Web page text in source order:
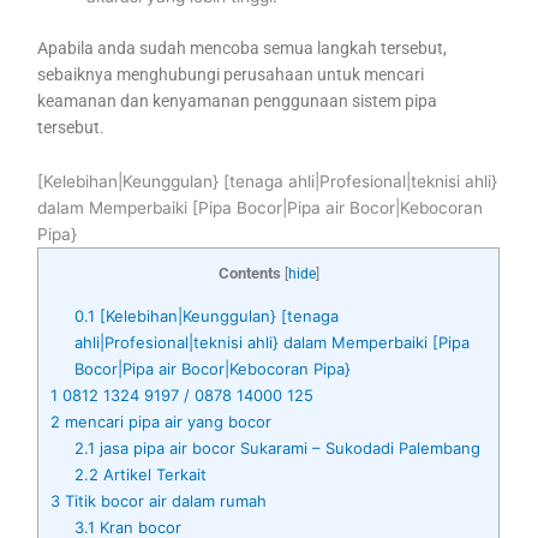
Apabila anda sudah mencoba semua langkah tersebut,
sebaiknya menghubungi perusahaan untuk mencari
keamanan dan kenyamanan penggunaan sistem pipa
tersebut.
[Kelebihan|Keunggulan} [tenaga ahli|Profesional|teknisi ahli}
dalam Memperbaiki [Pipa Bocor|Pipa air Bocor|Kebocoran
Pipa}
Contents hide]
0.1 [Kelebihan|Keunggulan} [tenaga
ahli|Profesional|teknisi ahli} dalam Memperbaiki [Pipa
Bocor|Pipa air Bocor|Kebocoran Pipa}
1 0812 1324 9197 / 0878 14000 125
2 mencari pipa air yang bocor
2.1 jasa pipa air bocor Sukarami – Sukodadi Palembang
2.2 Artikel Terkait
3 Titik bocor air dalam rumah
3.1 Kran bocor